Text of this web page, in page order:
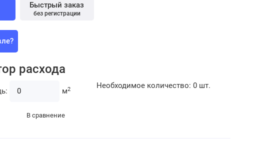
Быстрый заказ
без регистрации
расхода
м2 Необходимое количество: 0шт.
В сравнение